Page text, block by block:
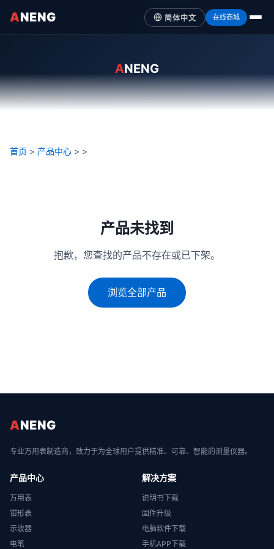
ANENG 简体中文 在线商城
ANENG
首页 > 产品中心 > >
产品未找到
抱歉，您查找的产品不存在或已下架。
浏览全部产品
ANENG
专业万用表制造商，致力于为全球用户提供精准、可靠、智能的测量仪器。
产品中心
万用表
钳形表
示波器
电笔
解决方案
说明书下载
固件升级
电脑软件下载
手机APP下载